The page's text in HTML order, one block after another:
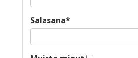
Salasana*